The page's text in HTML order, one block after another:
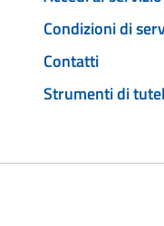
Condizioni di
Contatti
Strumenti di